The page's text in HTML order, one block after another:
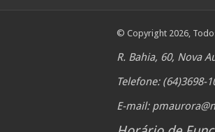
© Copyright 2026,
R. Bahia, 60, Nova
Telefone: (64)3698-
E-mail: